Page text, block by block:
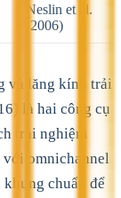
Neslin et al.
(2006)
và lăng kính trải
là hai công cụ
trải nghiệm
omnichannel
chuẩn để